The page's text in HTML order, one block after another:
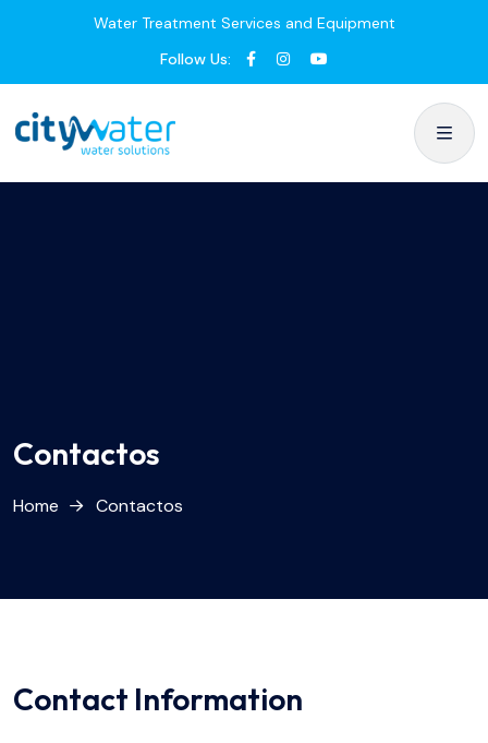
Water Treatment Services and Equipment
Follow Us:
Contactos
Home Contactos
Contact Information